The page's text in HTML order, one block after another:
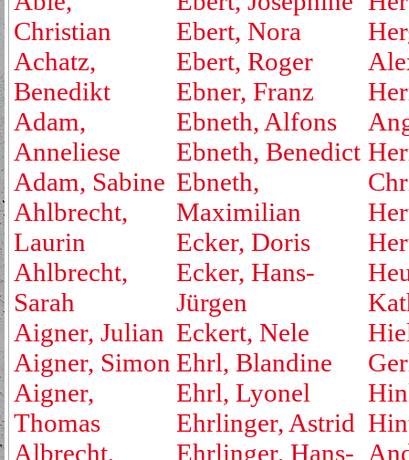
Christian
Achatz,
Benedikt
Adam,
Anneliese
Adam, Sabine
Ahlbrecht,
Laurin
Ahlbrecht,
Sarah
Aigner, Julian
Aigner, Simon
Aigner,
Thomas
Albrecht,
Ebert, Nora
Ebert, Roger
Ebner, Franz
Ebneth, Alfons
Ebneth, Benedict
Ebneth,
Maximilian
Ecker, Doris
Ecker, Hans-
Jürgen
Eckert, Nele
Ehrl, Blandine
Ehrl, Lyonel
Ehrlinger, Astrid
Ehrlinger, Hans-